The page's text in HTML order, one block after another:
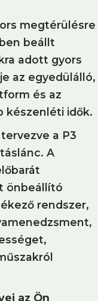
megtérülésre
beállt
adott gyors
az egyedülálló,
és az
készenléti idők.
a P3
A
önbeállító
rendszer,
az Ön